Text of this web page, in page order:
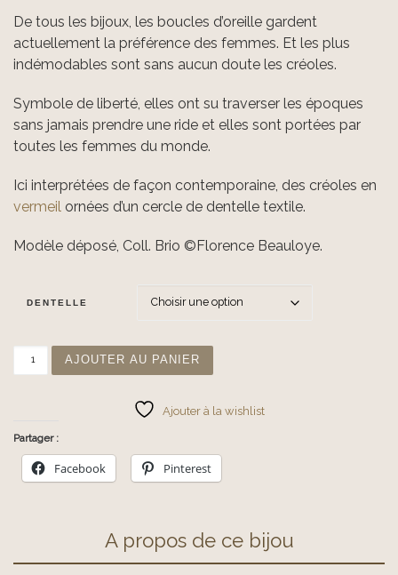
De tous les bijoux, les boucles d’oreille gardent
actuellement la préférence des femmes. Et les plus
indémodables sont sans aucun doute les créoles.
Symbole de liberté, elles ont su traverser les époques
sans jamais prendre une ride et elles sont portées par
toutes les femmes du monde.
Ici interprétées de façon contemporaine, des créoles en
vermeil ornées d’un cercle de dentelle textile.
Modèle déposé, Coll. Brio ©️Florence Beauloye.
DENTELLE
AJOUTER AU PANIER
Ajouter à la wishlist
Partager :
Facebook Pinterest
A propos de ce bijou